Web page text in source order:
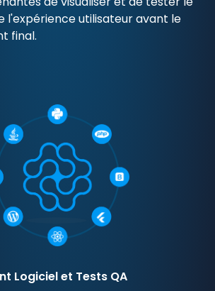
l'expérience utilisateur avant le
final.
Logiciel et Tests QA